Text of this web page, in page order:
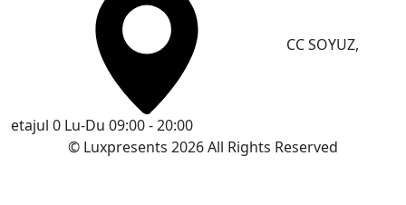
CC SOYUZ,
etajul 0 Lu-Du 09:00 - 20:00
© Luxpresents 2026 All Rights Reserved